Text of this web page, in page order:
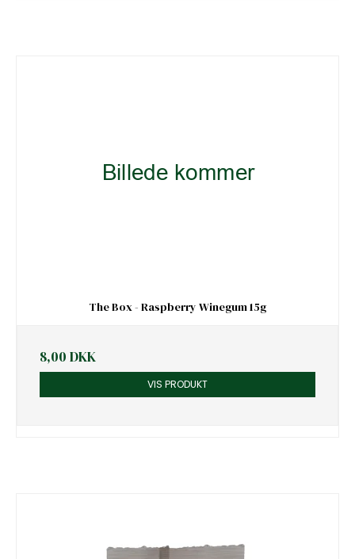
The Box - Raspberry Winegum 15g
8,00 DKK
VIS PRODUKT